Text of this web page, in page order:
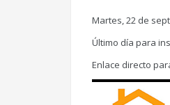
Martes, 22 de
Último día para
Enlace directo